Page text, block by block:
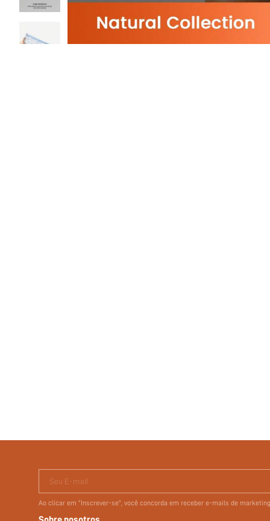
Seu E-mail
Ao clicar em "Inscrever-se", você concorda em receber e-mails de